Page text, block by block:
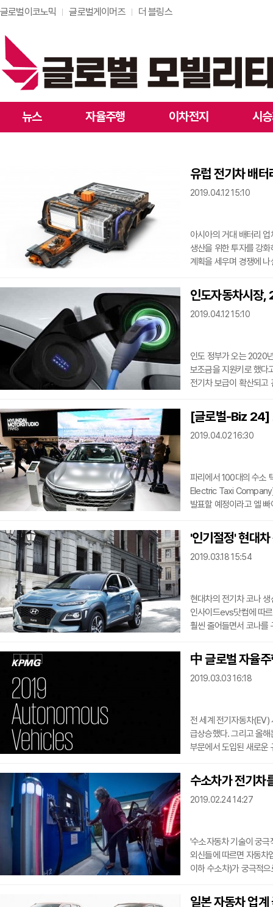
글로벌이코노믹 글로벌게이머즈 더 블링스
뉴스 자율주행 이차전지 시
유럽 전기차 배
2019.04.12 15:10
아시아의 거대 배터리
생산을 위한 투자를 강
계획을 세우며 경쟁에
야심찬 계획에 장애 요
소용되기 때문이다. 중
한국은 15%로 3위를 차
인도자동차시장
2019.04.12 15:10
인도 정부가 오는 2020
보조금을 지원키로 했다
전기차 보급이 확산되고
리튬이온 배터리를 탑재
보급을 촉진하겠다는 정
100만대, 삼륜차 50만
[글로벌-Biz 24]
2019.04.02 16:30
파리에서 100대의 수소
Electric Taxi Company)
발표할 예정이라고 엘
협의하고 있으며 파리지
측은 수소차에 미래가
차를 채택할 의향을 보
'인기절정' 현대
2019.03.18 15:54
현대차의 전기차 코나
인사이드evs닷컴에 따
훨씬 줄어들면서 코나를
번째로 인기를 모으고
늘렸으며 11월과 12월
생산대수가 대폭 감소해
中 글로벌 자율
2019.03.03 16:18
전 세계 전기자동차(EV)
급상승했다. 그리고 올
부문에서 도입된 새로운
중요한 자율주행 자동
매체 중신사(中新社)가 전했다. 회계와 컨설팅을 주력으로 하는
매년 발표하고 있는 연
수소차가 전기차
2019.02.24 14:27
'수소자동차 기술이 궁
외신들에 따르면 자동
이하 수소차)가 궁극적
대상으로 한 조사에서
일본 자동차 업